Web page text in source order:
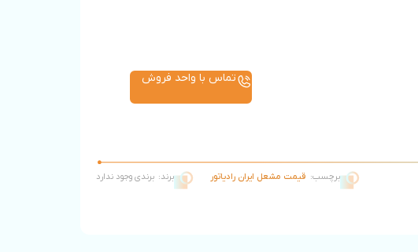
تماس با واحد فروش
برچسب: قیمت مشعل ایران رادیاتور برند: برندی وجود ندارد